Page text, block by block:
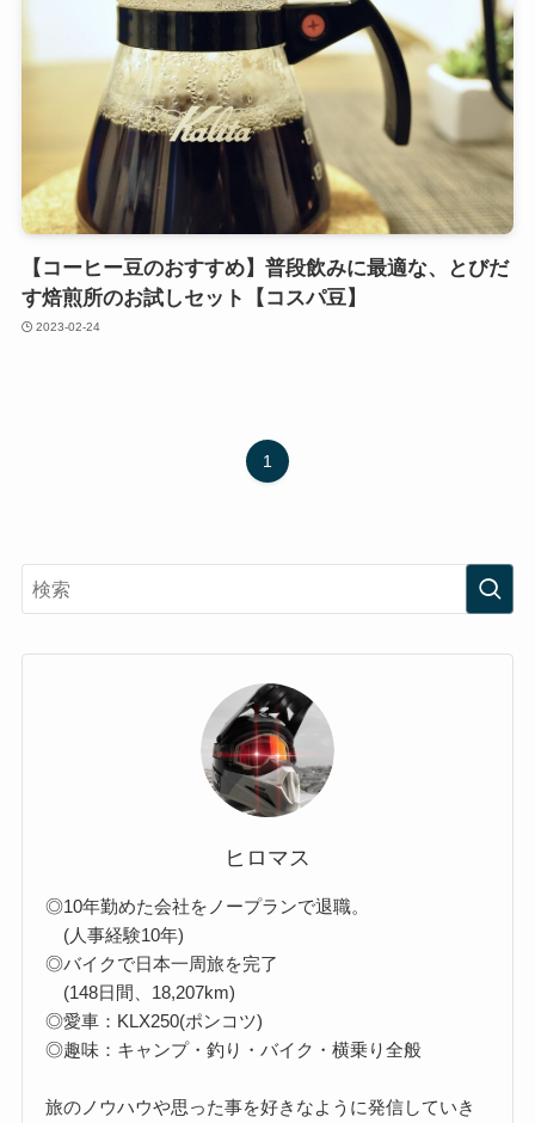
【コーヒー豆のおすすめ】普段飲みに最適な、とびだ
す焙煎所のお試しセット【コスパ豆】
2023-02-24
1
ヒロマス
◎10年勤めた会社をノープランで退職。
(人事経験10年)
◎バイクで日本一周旅を完了
(148日間、18,207km)
◎愛車：KLX250(ポンコツ)
◎趣味：キャンプ・釣り・バイク・横乗り全般
旅のノウハウや思った事を好きなように発信していき